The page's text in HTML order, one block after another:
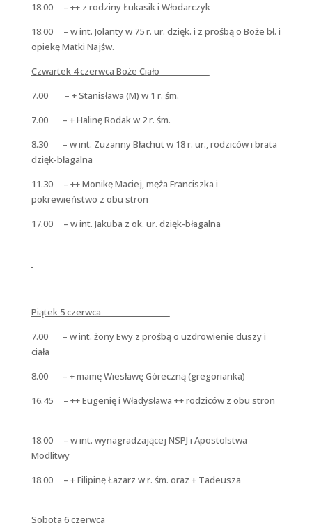
18.00 – ++ z rodziny Łukasik i Włodarczyk
18.00 – w int. Jolanty w 75 r. ur. dzięk. i z prośbą o Boże bł. i
opiekę Matki Najśw.
Czwartek 4 czerwca Boże Ciało
7.00 – + Stanisława (M) w 1 r. śm.
7.00 – + Halinę Rodak w 2 r. śm.
8.30 – w int. Zuzanny Błachut w 18 r. ur., rodziców i brata
dzięk-błagalna
11.30 – ++ Monikę Maciej, męża Franciszka i
pokrewieństwo z obu stron
17.00 – w int. Jakuba z ok. ur. dzięk-błagalna
Piątek 5 czerwca
7.00 – w int. żony Ewy z prośbą o uzdrowienie duszy i
ciała
8.00 – + mamę Wiesławę Góreczną (gregorianka)
16.45 – ++ Eugenię i Władysława ++ rodziców z obu stron
18.00 – w int. wynagradzającej NSPJ i Apostolstwa
Modlitwy
18.00 – + Filipinę Łazarz w r. śm. oraz + Tadeusza
Sobota 6 czerwca